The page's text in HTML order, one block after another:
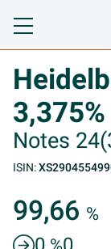
Toggle
3,375%
Notes
ISIN:
99,66 %